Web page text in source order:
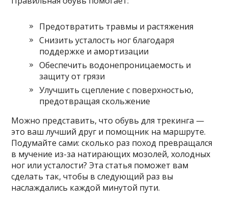
Предотвратить травмы и растяжения
Снизить усталость ног благодаря
поддержке и амортизации
Обеспечить водонепроницаемость и
защиту от грязи
Улучшить сцепление с поверхностью,
предотвращая скольжение
Можно представить, что обувь для трекинга —
это ваш лучший друг и помощник на маршруте.
Подумайте сами: сколько раз поход превращался
в мучение из-за натирающих мозолей, холодных
ног или усталости? Эта статья поможет вам
сделать так, чтобы в следующий раз вы
наслаждались каждой минутой пути.